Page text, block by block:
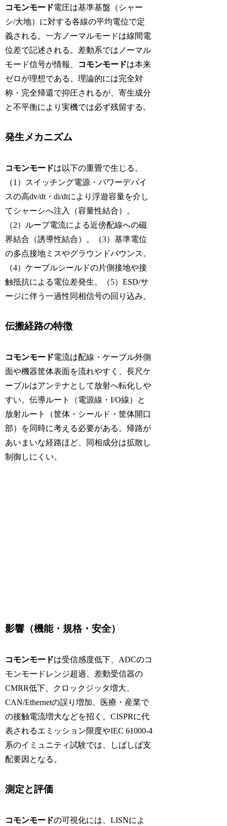
コモンモード電圧は基準基盤（シャー
シ/大地）に対する各線の平均電位で定
義される。一方ノーマルモードは線間電
位差で記述される。差動系ではノーマル
モード信号が情報、
コモンモードは本来
ゼロが理想である。理論的には完全対
称・完全帰還で抑圧されるが、寄生成分
と不平衡により実機では必ず残留する。
発生メカニズム
コモンモードは以下の重畳で生じる。
（1）スイッチング電源・パワーデバイ
スの高dv/dt・di/dtにより浮遊容量を介し
てシャーシへ注入（容量性結合）。
（2）ループ電流による近傍配線への磁
界結合（誘導性結合）。（3）基準電位
の多点接地ミスやグラウンドバウンス。
（4）ケーブルシールドの片側接地や接
触抵抗による電位差発生。（5）ESD/サ
ージに伴う一過性同相信号の回り込み。
伝搬経路の特徴
コモンモード電流は配線・ケーブル外側
面や機器筐体表面を流れやすく、長尺ケ
ーブルはアンテナとして放射へ転化しや
すい。伝導ルート（電源線・I/O線）と
放射ルート（筐体・シールド・筐体開口
部）を同時に考える必要がある。帰路が
あいまいな経路ほど、同相成分は拡散し
制御しにくい。
影響（機能・規格・安全）
コモンモードは受信感度低下、ADCのコ
モンモードレンジ超過、差動受信器の
CMRR低下、クロックジッタ増大、
CAN/Ethernetの誤り増加、医療・産業で
の接触電流増大などを招く。CISPRに代
表されるエミッション限度やIEC 61000-4
系のイミュニティ試験では、しばしば支
配要因となる。
測定と評価
コモンモードの可視化には、LISNによ